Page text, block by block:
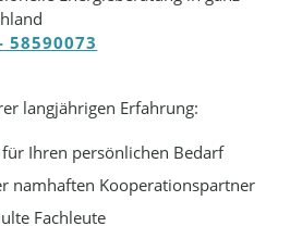
58590073
langjährigen Erfahrung:
Ihren persönlichen Bedarf
namhaften Kooperationspartner
Fachleute